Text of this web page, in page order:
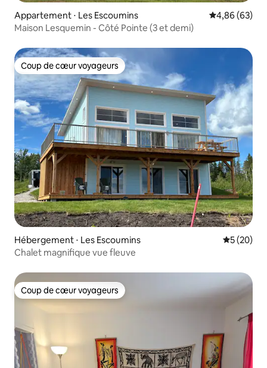
Appartement ⋅ Les Escoumins Évaluation
4,86 (63)
Maison Lesquemin - Côté Pointe (3 et demi)
Coup de cœur voyageurs
Coup de cœur voyageurs
Hébergement ⋅ Les Escoumins
5 (20)
Chalet magnifique vue fleuve
Coup de cœur voyageurs
Coup de cœur voyageurs